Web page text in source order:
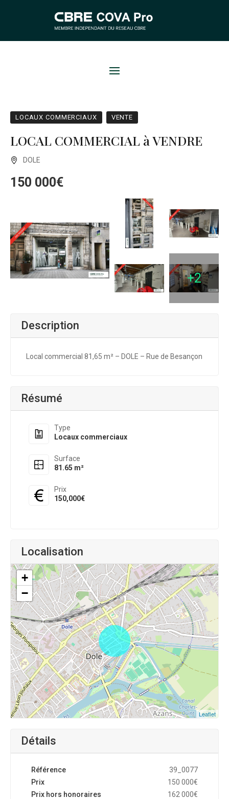
LOCAUX COMMERCIAUX VENTE
LOCAL COMMERCIAL à VENDRE
DOLE
150 000€
+2
Description
Local commercial 81,65 m² – DOLE – Rue de Besançon
Résumé
Type
Locaux commerciaux
Surface
81.65 m²
Prix
150,000€
Localisation
+
−
Leaflet
Détails
Référence
39_0077
Prix
150 000€
Prix hors honoraires
162 000€